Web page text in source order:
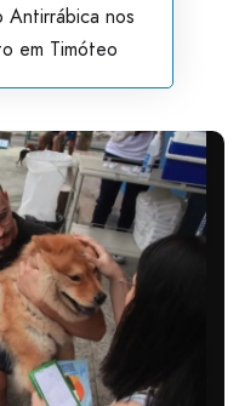
Antirrábica nos
em Timóteo